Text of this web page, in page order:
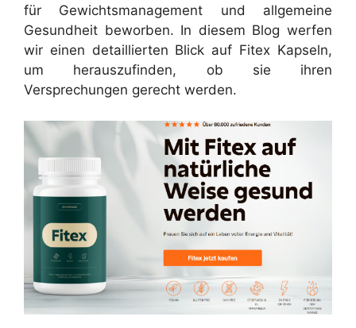
für Gewichtsmanagement und allgemeine
Gesundheit beworben. In diesem Blog werfen
wir einen detaillierten Blick auf Fitex Kapseln,
um herauszufinden, ob sie ihren
Versprechungen gerecht werden.